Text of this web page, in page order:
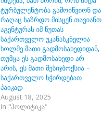
ტურბულენტობა გამოიწვიონ და
რაღაც საზრდო მისცენ თავიანთ
აგენტურას იმ წუთას
საქართველო უკანასკნელია
ხოლმე მათი გადმოსახედიდან,
თუმცა ეს გადმოსახედი არ
არის, ეს მათი მესიჯბოქსია –
საქართველო სჭირდებათ
პაიკად
August 18, 2025
In "პოლიტიკა"